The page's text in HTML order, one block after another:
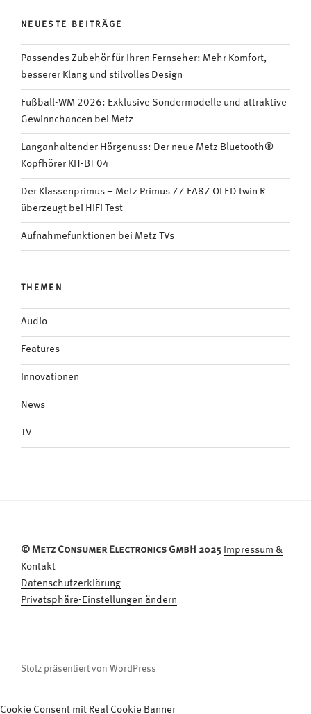
NEUESTE BEITRÄGE
Passendes Zubehör für Ihren Fernseher: Mehr Komfort,
besserer Klang und stilvolles Design
Fußball-WM 2026: Exklusive Sondermodelle und attraktive
Gewinnchancen bei Metz
Langanhaltender Hörgenuss: Der neue Metz Bluetooth®-
Kopfhörer KH-BT 04
Der Klassenprimus – Metz Primus 77 FA87 OLED twin R
überzeugt bei HiFi Test
Aufnahmefunktionen bei Metz TVs
THEMEN
Audio
Features
Innovationen
News
TV
© Metz Consumer Electronics GmbH 2025 Impressum &
Kontakt
Datenschutzerklärung
Privatsphäre-Einstellungen ändern
Stolz präsentiert von WordPress
Cookie Consent mit Real Cookie Banner